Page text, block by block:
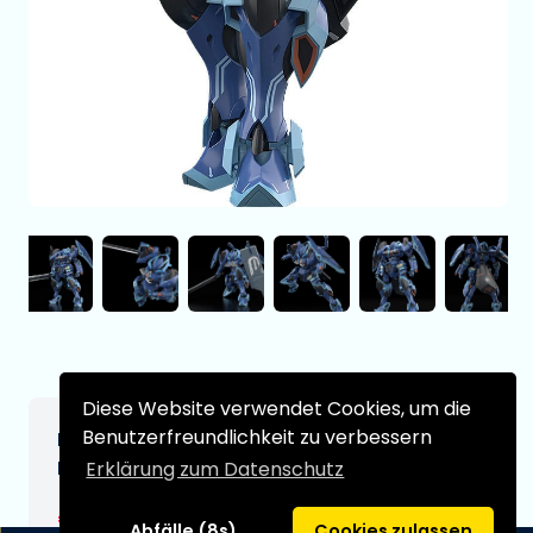
Diese Website verwendet Cookies, um die
Benutzerfreundlichkeit zu verbessern
Erklärung zum Datenschutz
Knight's & Magic Moderoid Plastic Model
Kit Toybox 14 cm
€64,99 [Änderungen vorbehalten]